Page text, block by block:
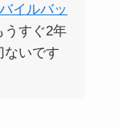
イルバッ
うすぐ2年
ないです